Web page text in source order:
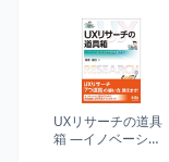
UXリサーチの道具
箱 ―イノベーショ